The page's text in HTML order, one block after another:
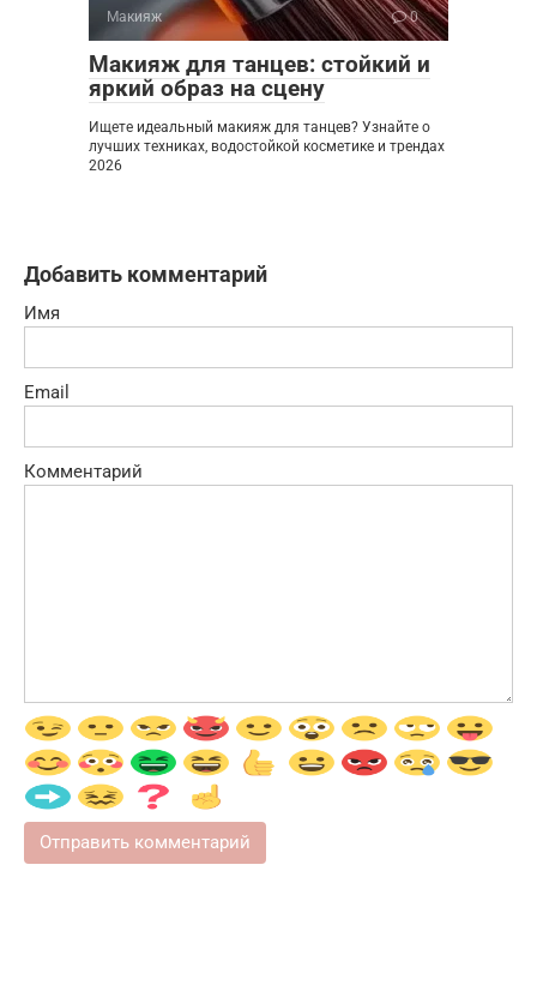
Макияж 0
Макияж для танцев: стойкий и
яркий образ на сцену
Ищете идеальный макияж для танцев? Узнайте о
лучших техниках, водостойкой косметике и трендах
2026
Добавить комментарий
Имя
Email
Комментарий